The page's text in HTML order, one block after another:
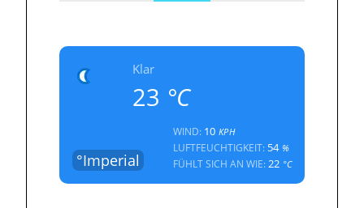
Klar
23 °C
°Imperial
WIND: 10 KPH
LUFTFEUCHTIGKEIT: 54%
FÜHLT SICH AN WIE:22 °C